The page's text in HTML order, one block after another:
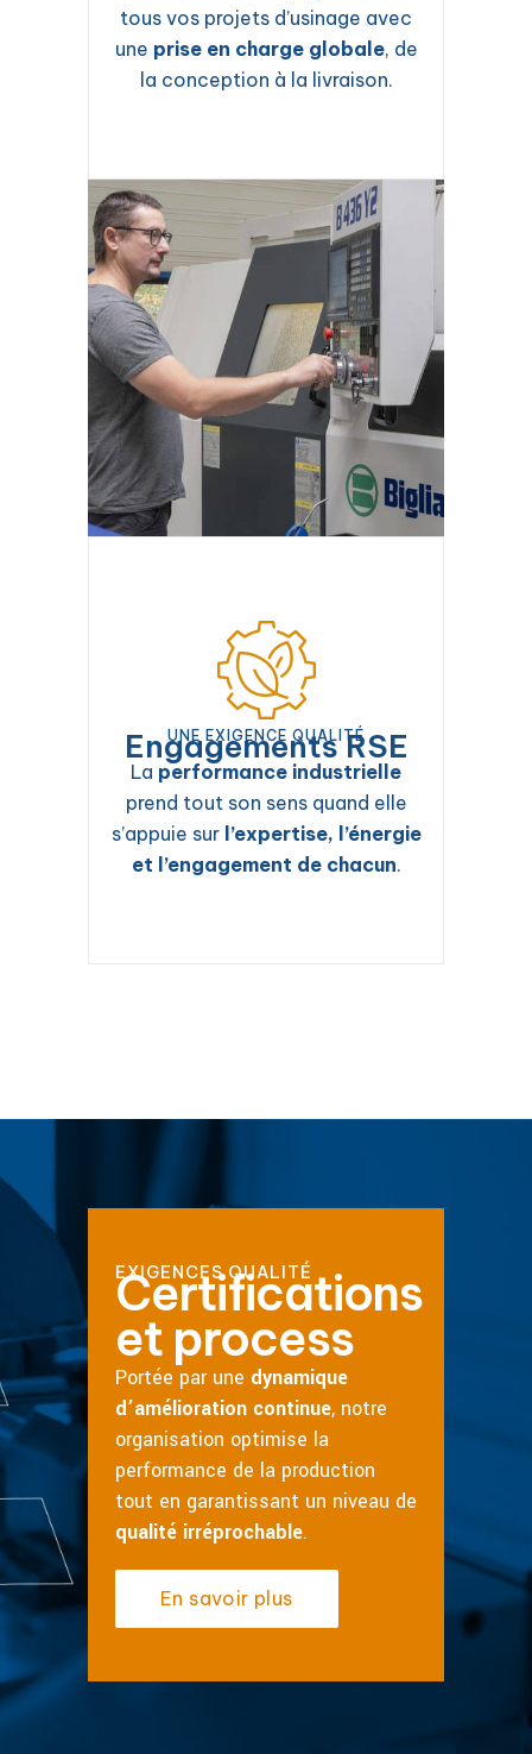
tous vos projets d’usinage avec
une prise en charge globale, de
la conception à la livraison.
UNE EXIGENCE QUALITÉ
Engagements RSE
La performance industrielle
prend tout son sens quand elle
s’appuie sur l’expertise, l’énergie
et l’engagement de chacun.
EXIGENCES QUALITÉ
Certifications
et process
Portée par une dynamique
d’amélioration continue, notre
organisation optimise la
performance de la production
tout en garantissant un niveau de
qualité irréprochable.
En savoir plus